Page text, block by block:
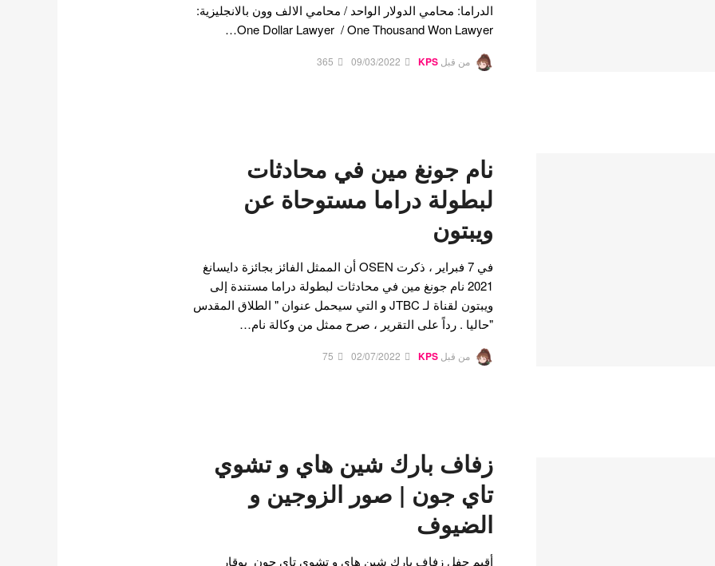
الدراما: محامي الدولار الواحد / محامي الالف وون بالانجليزية:
One Dollar Lawyer / One Thousand Won Lawyer…
من قبل KPS
09/03/2022
365
نام جونغ مين في محادثات
لبطولة دراما مستوحاة عن
ويبتون
في 7 فبراير ، ذكرت OSEN أن الممثل الفائز بجائزة دايسانغ
2021 نام جونغ مين في محادثات لبطولة دراما مستندة إلى
ويبتون لقناة لـ JTBC و التي سيحمل عنوان " الطلاق المقدس
"حاليا . رداً على التقرير ، صرح ممثل من وكالة نام…
من قبل KPS
02/07/2022
75
زفاف بارك شين هاي و تشوي
تاي جون | صور الزوجين و
الضيوف
أقيم حفل زفاف بارك شين هاي و تشوي تاي جون بوقار